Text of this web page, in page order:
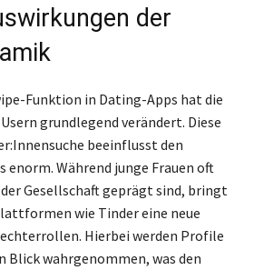
der
Funktion in Dating-Apps hat die
grundlegend verändert. Diese
beeinflusst den
enorm. Während junge Frauen oft
Gesellschaft geprägt sind, bringt
wie Tinder eine neue
Hierbei werden Profile
Blick wahrgenommen, was den